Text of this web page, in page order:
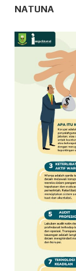
NATUNA